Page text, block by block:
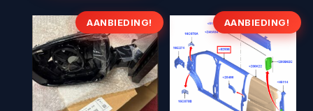
AANBIEDING! AANBIEDING!